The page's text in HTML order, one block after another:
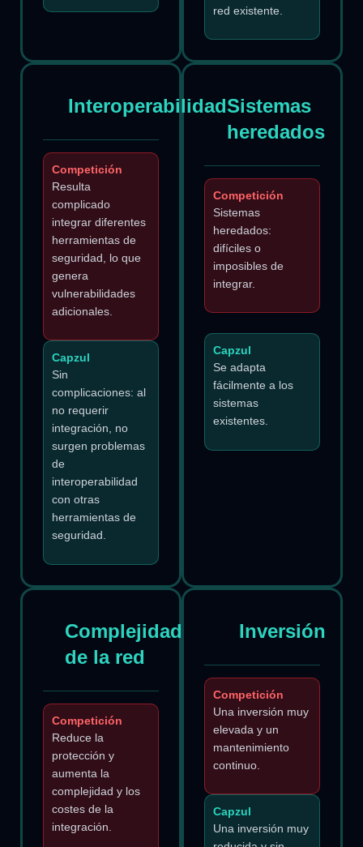
red existente.
Interoperabilidad
Competición
Resulta
complicado
integrar diferentes
herramientas de
seguridad, lo que
genera
vulnerabilidades
adicionales.
Capzul
Sin
complicaciones: al
no requerir
integración, no
surgen problemas
de
interoperabilidad
con otras
herramientas de
seguridad.
Sistemas
heredados
Competición
Sistemas
heredados:
difíciles o
imposibles de
integrar.
Capzul
Se adapta
fácilmente a los
sistemas
existentes.
Complejidad
de la red
Competición
Reduce la
protección y
aumenta la
complejidad y los
costes de la
integración.
Inversión
Competición
Una inversión muy
elevada y un
mantenimiento
continuo.
Capzul
Una inversión muy